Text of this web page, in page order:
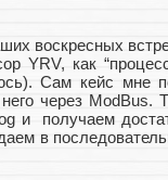
воскресных
YRV, как
Сам кейс мне
через
и получаем
в